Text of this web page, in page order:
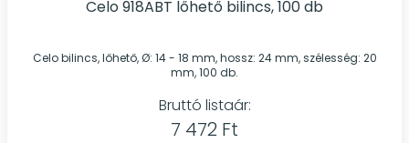
Celo 918ABT lőhető bilincs, 100 db
Celo bilincs, lőhető, Ø: 14 - 18 mm, hossz: 24 mm, szélesség: 20
mm, 100 db.
Bruttó listaár:
7 472 Ft